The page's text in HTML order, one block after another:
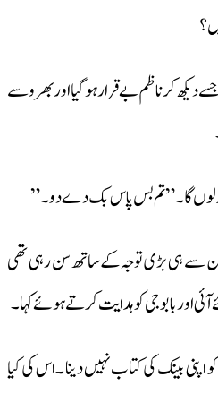
؟
جسے دیکھ کر ناظم بے قرار ہو گیا اور بھروسے
گا ۔”تم بس پاس بک دے دو۔”
کچن سے ہی بڑی توجہ کے ساتھ سن رہی تھی
آئی اور بابوجی کو ہدایت کرتے ہوئے کہا ۔
بینک کی کتاب نہیں دینا ۔اس کی کیا